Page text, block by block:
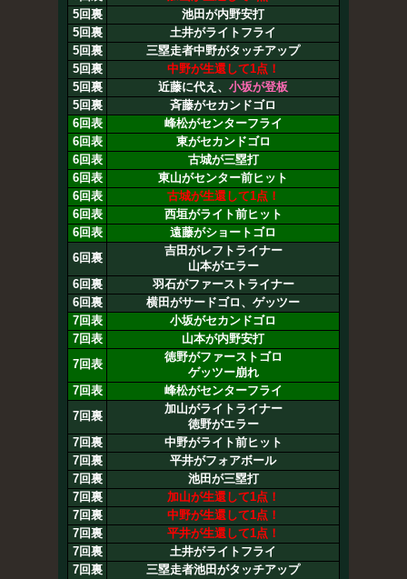
5回裏
池田が内野安打
5回裏
土井がライトフライ
5回裏
三塁走者中野がタッチアップ
5回裏
中野が生還して1点！
5回裏
近藤に代え、 小坂が登板
5回裏
斉藤がセカンドゴロ
6回表
峰松がセンターフライ
6回表
東がセカンドゴロ
6回表
古城が三塁打
6回表
東山がセンター前ヒット
6回表
古城が生還して1点！
6回表
西垣がライト前ヒット
6回表
遠藤がショートゴロ
6回裏
吉田がレフトライナー
山本がエラー
6回裏
羽石がファーストライナー
6回裏
横田がサードゴロ、ゲッツー
7回表
小坂がセカンドゴロ
7回表
山本が内野安打
7回表
徳野がファーストゴロ
ゲッツー崩れ
7回表
峰松がセンターフライ
7回裏
加山がライトライナー
徳野がエラー
7回裏
中野がライト前ヒット
7回裏
平井がフォアボール
7回裏
池田が三塁打
7回裏
加山が生還して1点！
7回裏
中野が生還して1点！
7回裏
平井が生還して1点！
7回裏
土井がライトフライ
7回裏
三塁走者池田がタッチアップ